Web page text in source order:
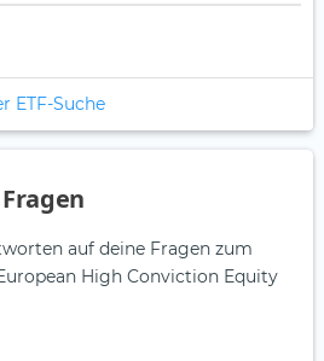
ETF-Suche
auf deine Fragen zum
High Conviction Equity